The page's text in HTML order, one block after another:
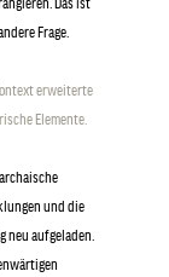
Frage.
erweiterte
Elemente.
und die
aufgeladen.